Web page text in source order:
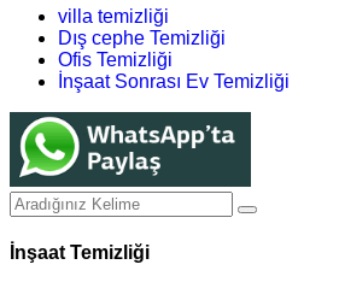
villa temizliği
Dış cephe Temizliği
Ofis Temizliği
İnşaat Sonrası Ev Temizliği
İnşaat Temizliği